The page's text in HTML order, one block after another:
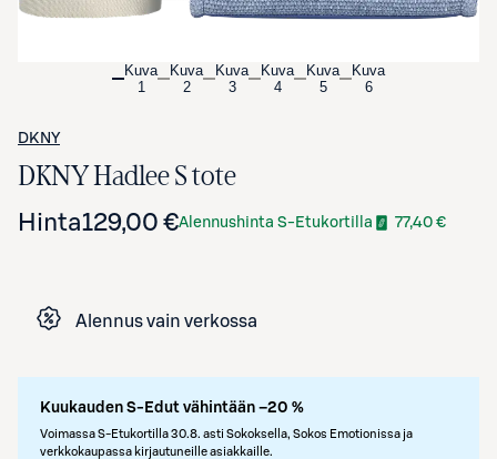
Kuva
1
Kuva
2
Kuva
3
Kuva
4
Kuva
5
Kuva
6
DKNY
DKNY Hadlee S tote
Hinta129,00 €Alennushinta S-Etukortilla 77,40 €
Alennus vain verkossa
Kuukauden S-Edut vähintään –20 %
Voimassa S-Etukortilla 30.8. asti Sokoksella, Sokos Emotionissa ja
verkkokaupassa kirjautuneille asiakkaille.